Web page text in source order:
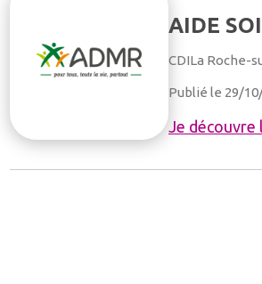
AIDE
CDILa Roche-
Publié le 29/
Je découvre